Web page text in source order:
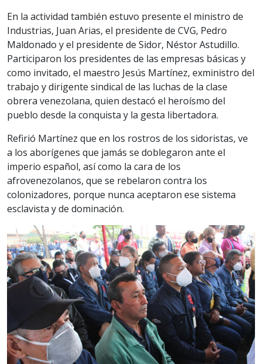
En la actividad también estuvo presente el ministro de
Industrias, Juan Arias, el presidente de CVG, Pedro
Maldonado y el presidente de Sidor, Néstor Astudillo.
Participaron los presidentes de las empresas básicas y
como invitado, el maestro Jesús Martínez, exministro del
trabajo y dirigente sindical de las luchas de la clase
obrera venezolana, quien destacó el heroísmo del
pueblo desde la conquista y la gesta libertadora.
Refirió Martínez que en los rostros de los sidoristas, ve
a los aborígenes que jamás se doblegaron ante el
imperio español, así como la cara de los
afrovenezolanos, que se rebelaron contra los
colonizadores, porque nunca aceptaron ese sistema
esclavista y de dominación.